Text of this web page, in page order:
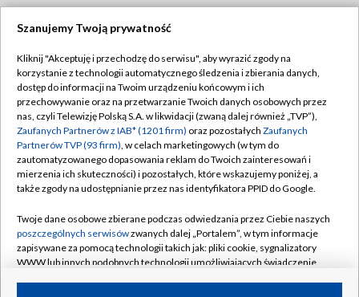
TVP
Abonament TVP
Emisja w TVP
Centrum informacji TVP
Naziemna Telewizja Cyfrowa
Rada Programowa
System NOS
Informacje o nadawcy
Regulamin TVP
Polityka prywatności
Moje zgody
Pomoc
Kontakt
Kanały
Szanujemy Twoją prywatność
Kliknij "Akceptuję i przechodzę do serwisu", aby wyrazić zgody na
korzystanie z technologii automatycznego śledzenia i zbierania danych,
dostęp do informacji na Twoim urządzeniu końcowym i ich
przechowywanie oraz na przetwarzanie Twoich danych osobowych przez
nas, czyli Telewizję Polską S.A. w likwidacji (zwaną dalej również „TVP”),
Zaufanych Partnerów z IAB* (1201 firm) oraz pozostałych Zaufanych
Partnerów TVP (93 firm), w celach marketingowych (w tym do
zautomatyzowanego dopasowania reklam do Twoich zainteresowań i
mierzenia ich skuteczności) i pozostałych, które wskazujemy poniżej, a
także zgody na udostępnianie przez nas identyfikatora PPID do Google.
Twoje dane osobowe zbierane podczas odwiedzania przez Ciebie naszych
poszczególnych serwisówzwanych dalej „Portalem”, w tym informacje
zapisywane za pomocą technologii takich jak: pliki cookie, sygnalizatory
WWW lub innych podobnych technologii umożliwiających świadczenie